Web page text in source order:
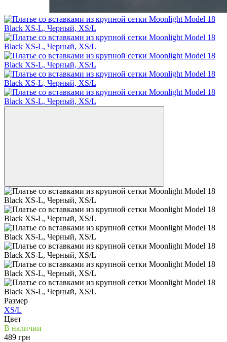
Размер
XS/L
Цвет
В наличии
489 грн